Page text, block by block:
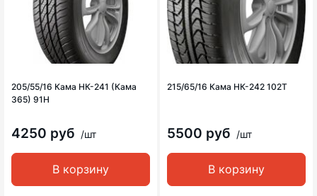
205/55/16 Кама НК-241 (Кама
365) 91H
4250 руб /шт
В корзину
215/65/16 Кама НК-242 102Т
5500 руб /шт
В корзину